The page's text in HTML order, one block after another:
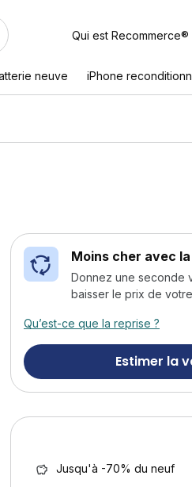
Qui est Recommerce®
neuve iPhone
Moins cher avec
Donnez une seconde
baisser le prix de
Qu’est-ce que la reprise ?
Estimer la
Jusqu'à -70% du neuf